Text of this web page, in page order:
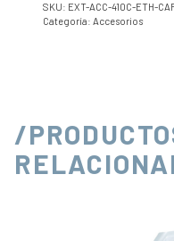
SKU: EXT-ACC-410C-ETH-
Categoría: Accesorios
/